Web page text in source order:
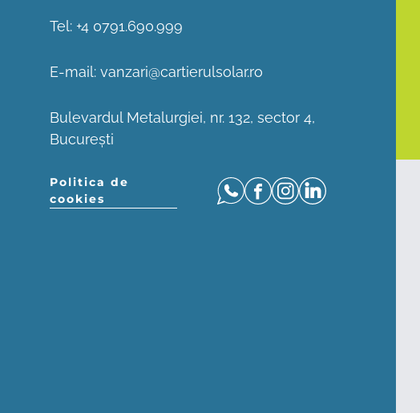
Tel: +4 0791.690.999
E-mail: vanzari@cartierulsolar.ro
Bulevardul Metalurgiei, nr. 132, sector 4,
București
Politica de
cookies